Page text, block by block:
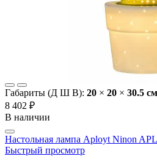
Габариты (Д Ш В): 20 × 20 × 30.5 cм
8 402 ₽
В наличии
Настольная лампа Aployt Ninon
Быстрый просмотр